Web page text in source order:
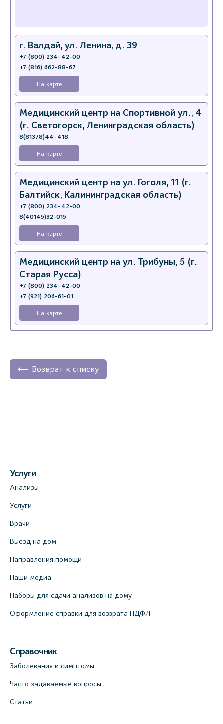
г. Валдай, ул. Ленина, д. 39
+7 (800) 234-42-00
+7 (816) 662-88-67
На карте
Медицинский центр на Спортивной ул., 4
(г. Светогорск, Ленинградская область)
8(81378)44-418
На карте
Медицинский центр на ул. Гоголя, 11 (г.
Балтийск, Калининградская область)
+7 (800) 234-42-00
8(40145)32-015
На карте
Медицинский центр на ул. Трибуны, 5 (г.
Старая Русса)
+7 (800) 234-42-00
+7 (921) 206-61-01
На карте
Окуловка)
8(81657)2-82-59
Возврат к списку
Услуги
Анализы
Услуги
Врачи
Выезд на дом
Направления помощи
Наши медиа
Наборы для сдачи анализов на дому
Оформление справки для возврата НДФЛ
Справочник
Заболевания и симптомы
Часто задаваемые вопросы
Статьи